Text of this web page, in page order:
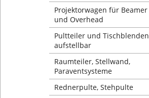
Projektorwagen für Beamer
und Overhead
Pultteiler und Tischblenden
aufstellbar
Raumteiler, Stellwand,
Paraventsysteme
Rednerpulte, Stehpulte